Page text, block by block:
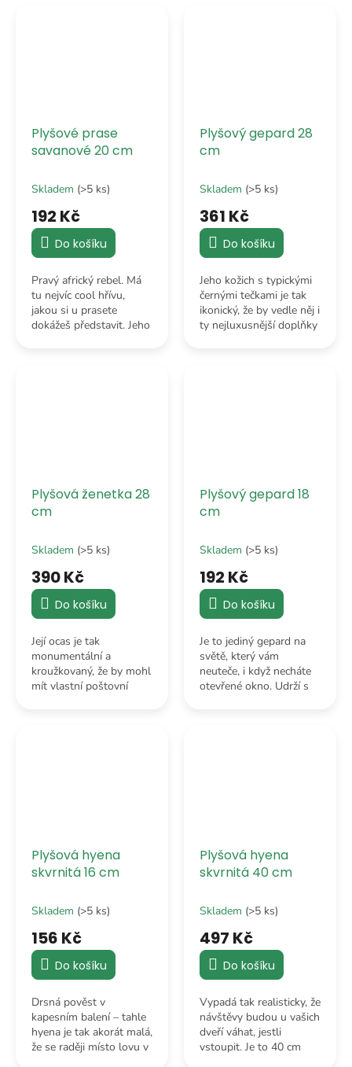
Plyšové prase
savanové 20 cm
Skladem (>5 ks)
192 Kč
Do košíku
Pravý africký rebel. Má
tu nejvíc cool hřívu,
jakou si u prasete
dokážeš představit. Jeho
Plyšový gepard 28
cm
Skladem (>5 ks)
361 Kč
Do košíku
Jeho kožich s typickými
černými tečkami je tak
ikonický, že by vedle něj i
ty nejluxusnější doplňky
Plyšová ženetka 28
cm
Skladem (>5 ks)
390 Kč
Do košíku
Její ocas je tak
monumentální a
kroužkovaný, že by mohl
mít vlastní poštovní
Plyšový gepard 18
cm
Skladem (>5 ks)
192 Kč
Do košíku
Je to jediný gepard na
světě, který vám
neuteče, i když necháte
otevřené okno. Udrží s
Plyšová hyena
skvrnitá 16 cm
Skladem (>5 ks)
156 Kč
Do košíku
Drsná pověst v
kapesním balení – tahle
hyena je tak akorát malá,
že se raději místo lovu v
Plyšová hyena
skvrnitá 40 cm
Skladem (>5 ks)
497 Kč
Do košíku
Vypadá tak realisticky, že
návštěvy budou u vašich
dveří váhat, jestli
vstoupit. Je to 40 cm